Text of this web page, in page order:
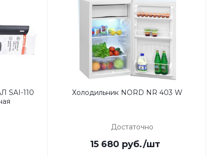
SAI-110
Холодильник NORD NR 403 W
Достаточно
15 680 руб./шт